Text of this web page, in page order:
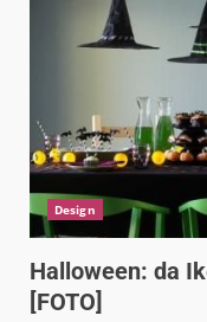
Design
Halloween: da
[FOTO]